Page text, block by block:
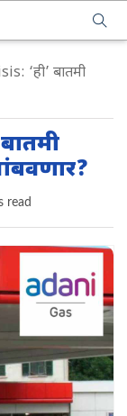
‘ही’ बातमी
read